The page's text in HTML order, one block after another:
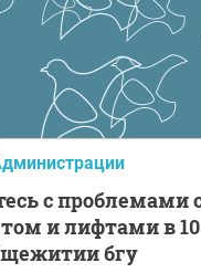
и лифтами в 10
бгу